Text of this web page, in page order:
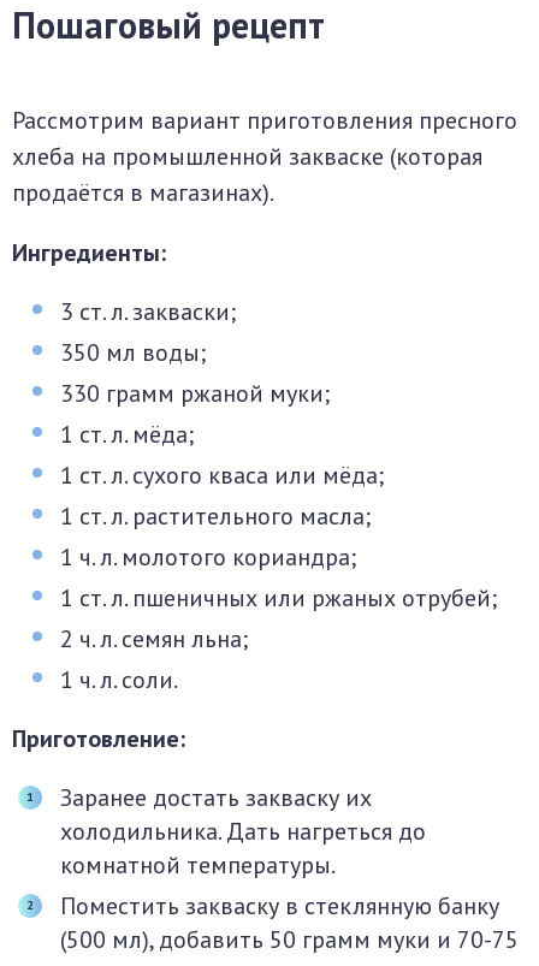
Пошаговый рецепт
Рассмотрим вариант приготовления пресного
хлеба на промышленной закваске (которая
продаётся в магазинах).
Ингредиенты:
3 ст. л. закваски;
350 мл воды;
330 грамм ржаной муки;
1 ст. л. мёда;
1 ст. л. сухого кваса или мёда;
1 ст. л. растительного масла;
1 ч. л. молотого кориандра;
1 ст. л. пшеничных или ржаных отрубей;
2 ч. л. семян льна;
1 ч. л. соли.
Приготовление:
Заранее достать закваску их
холодильника. Дать нагреться до
комнатной температуры.
Поместить закваску в стеклянную банку
(500 мл), добавить 50 грамм муки и 70-75